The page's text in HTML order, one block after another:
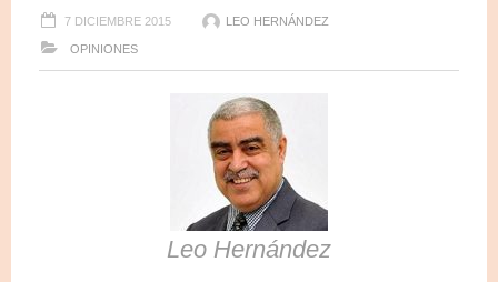
7 DICIEMBRE 2015 LEO HERNÁNDEZ
OPINIONES
Leo Hernández